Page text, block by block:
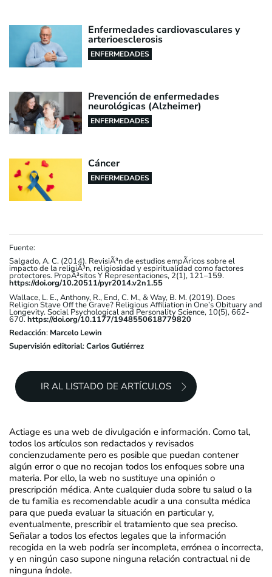
Enfermedades cardiovasculares y
arterioesclerosis
ENFERMEDADES
Prevención de enfermedades
neurológicas (Alzheimer)
ENFERMEDADES
Cáncer
ENFERMEDADES
Fuente:
Salgado, A. C. (2014). RevisiÃ³n de estudios empÃ­ricos sobre el
impacto de la religiÃ³n, religiosidad y espiritualidad como factores
protectores. PropÃ³sitos Y Representaciones, 2(1), 121–159.
https://doi.org/10.20511/pyr2014.v2n1.55
Wallace, L. E., Anthony, R., End, C. M., & Way, B. M. (2019). Does
Religion Stave Off the Grave? Religious Affiliation in One’s Obituary and
Longevity. Social Psychological and Personality Science, 10(5), 662-
670.https://doi.org/10.1177/1948550618779820
Redacción: Marcelo Lewin
Supervisión editorial:Carlos Gutiérrez
IR AL LISTADO DE ARTÍCULOS
Actiage es una web de divulgación e información. Como tal,
todos los artículos son redactados y revisados
concienzudamente pero es posible que puedan contener
algún error o que no recojan todos los enfoques sobre una
materia. Por ello, la web no sustituye una opinión o
prescripción médica. Ante cualquier duda sobre tu salud o la
de tu familia es recomendable acudir a una consulta médica
para que pueda evaluar la situación en particular y,
eventualmente, prescribir el tratamiento que sea preciso.
Señalar a todos los efectos legales que la información
recogida en la web podría ser incompleta, errónea o incorrecta,
y en ningún caso supone ninguna relación contractual ni de
ninguna índole.